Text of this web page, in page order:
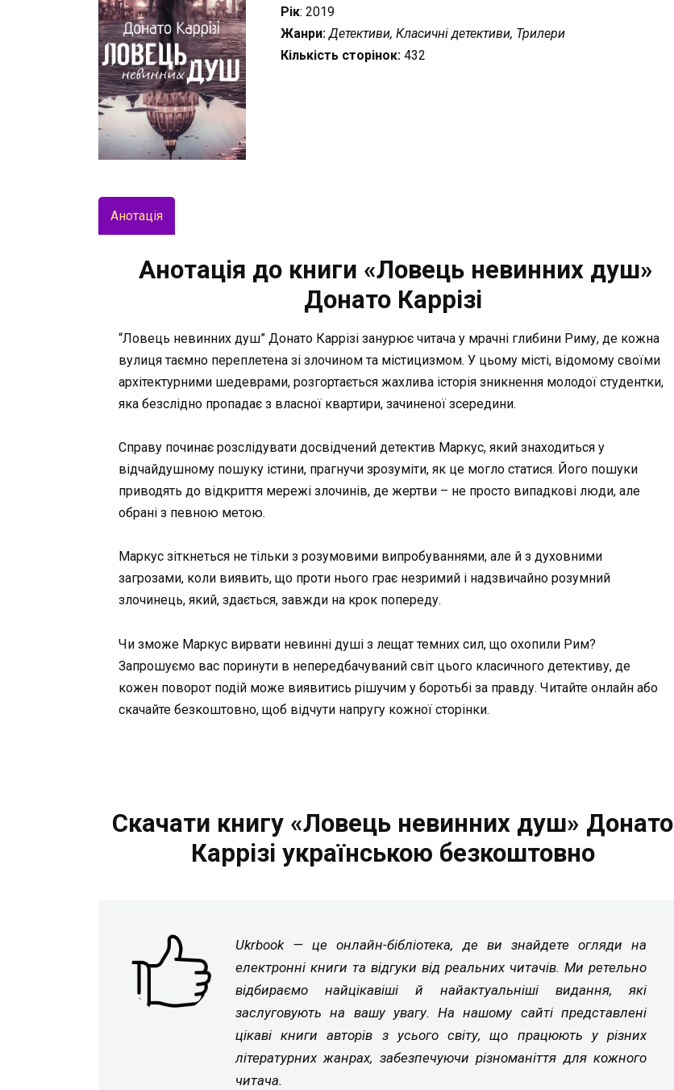
Рік: 2019
Жанри: Детективи, Класичні детективи, Трилери
Кількість сторінок: 432
Анотація
Анотація до книги «Ловець невинних душ»
Донато Каррізі
“Ловець невинних душ” Донато Каррізі занурює читача у мрачні глибини Риму, де кожна
вулиця таємно переплетена зі злочином та містицизмом. У цьому місті, відомому своїми
архітектурними шедеврами, розгортається жахлива історія зникнення молодої студентки,
яка безслідно пропадає з власної квартири, зачиненої зсередини.
Справу починає розслідувати досвідчений детектив Маркус, який знаходиться у
відчайдушному пошуку істини, прагнучи зрозуміти, як це могло статися. Його пошуки
приводять до відкриття мережі злочинів, де жертви – не просто випадкові люди, але
обрані з певною метою.
Маркус зіткнеться не тільки з розумовими випробуваннями, але й з духовними
загрозами, коли виявить, що проти нього грає незримий і надзвичайно розумний
злочинець, який, здається, завжди на крок попереду.
Чи зможе Маркус вирвати невинні душі з лещат темних сил, що охопили Рим?
Запрошуємо вас поринути в непередбачуваний світ цього класичного детективу, де
кожен поворот подій може виявитись рішучим у боротьбі за правду. Читайте онлайн або
скачайте безкоштовно, щоб відчути напругу кожної сторінки.
Скачати книгу «Ловець невинних душ» Донато
Каррізі українською безкоштовно
Ukrbook — це онлайн-бібліотека, де ви знайдете огляди на
електронні книги та відгуки від реальних читачів. Ми ретельно
відбираємо найцікавіші й найактуальніші видання, які
заслуговують на вашу увагу. На нашому сайті представлені
цікаві книги авторів з усього світу, що працюють у різних
літературних жанрах, забезпечуючи різноманіття для кожного
читача.